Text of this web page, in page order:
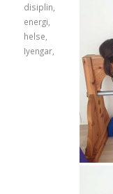
disiplin
energi
helse
Iyengar,